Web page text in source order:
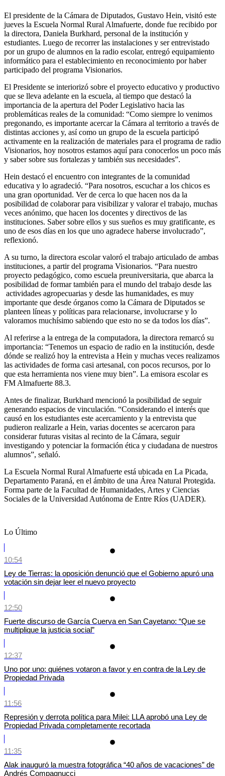
El presidente de la Cámara de Diputados, Gustavo Hein, visitó este
jueves la Escuela Normal Rural Almafuerte, donde fue recibido por
la directora, Daniela Burkhard, personal de la institución y
estudiantes. Luego de recorrer las instalaciones y ser entrevistado
por un grupo de alumnos en la radio escolar, entregó equipamiento
informático para el establecimiento en reconocimiento por haber
participado del programa Visionarios.
El Presidente se interiorizó sobre el proyecto educativo y productivo
que se lleva adelante en la escuela, al tiempo que destacó la
importancia de la apertura del Poder Legislativo hacia las
problemáticas reales de la comunidad: “Como siempre lo venimos
pregonando, es importante acercar la Cámara al territorio a través de
distintas acciones y, así como un grupo de la escuela participó
activamente en la realización de materiales para el programa de radio
Visionarios, hoy nosotros estamos aquí para conocerlos un poco más
y saber sobre sus fortalezas y también sus necesidades”.
Hein destacó el encuentro con integrantes de la comunidad
educativa y lo agradeció. “Para nosotros, escuchar a los chicos es
una gran oportunidad. Ver de cerca lo que hacen nos da la
posibilidad de colaborar para visibilizar y valorar el trabajo, muchas
veces anónimo, que hacen los docentes y directivos de las
instituciones. Saber sobre ellos y sus sueños es muy gratificante, es
uno de esos días en los que uno agradece haberse involucrado”,
reflexionó.
A su turno, la directora escolar valoró el trabajo articulado de ambas
instituciones, a partir del programa Visionarios. “Para nuestro
proyecto pedagógico, como escuela preuniversitaria, que abarca la
posibilidad de formar también para el mundo del trabajo desde las
actividades agropecuarias y desde las humanidades, es muy
importante que desde órganos como la Cámara de Diputados se
planteen líneas y políticas para relacionarse, involucrarse y lo
valoramos muchísimo sabiendo que esto no se da todos los días”.
Al referirse a la entrega de la computadora, la directora remarcó su
importancia: “Tenemos un espacio de radio en la institución, desde
dónde se realizó hoy la entrevista a Hein y muchas veces realizamos
las actividades de forma casi artesanal, con pocos recursos, por lo
que esta herramienta nos viene muy bien”. La emisora escolar es
FM Almafuerte 88.3.
Antes de finalizar, Burkhard mencionó la posibilidad de seguir
generando espacios de vinculación. “Considerando el interés que
causó en los estudiantes este acercamiento y la entrevista que
pudieron realizarle a Hein, varias docentes se acercaron para
considerar futuras visitas al recinto de la Cámara, seguir
investigando y potenciar la formación ética y ciudadana de nuestros
alumnos”, señaló.
La Escuela Normal Rural Almafuerte está ubicada en La Picada,
Departamento Paraná, en el ámbito de una Área Natural Protegida.
Forma parte de la Facultad de Humanidades, Artes y Ciencias
Sociales de la Universidad Autónoma de Entre Ríos (UADER).
Lo Último
10:54
Ley de Tierras: la oposición denunció que el Gobierno apuró una
votación sin dejar leer el nuevo proyecto
12:50
Fuerte discurso de García Cuerva en San Cayetano: “Que se
multiplique la justicia social”
12:37
Uno por uno: quiénes votaron a favor y en contra de la Ley de
Propiedad Privada
11:56
Represión y derrota política para Milei: LLA aprobó una Ley de
Propiedad Privada completamente recortada
11:35
Alak inauguró la muestra fotográfica “40 años de vacaciones” de
Andrés Compagnucci